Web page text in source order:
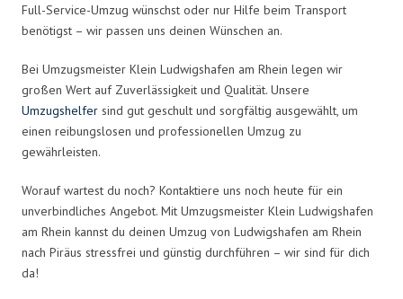
Full-Service-Umzug wünschst oder nur Hilfe beim Transport
benötigst – wir passen uns deinen Wünschen an.
Bei Umzugsmeister Klein Ludwigshafen am Rhein legen wir
großen Wert auf Zuverlässigkeit und Qualität. Unsere
Umzugshelfer sind gut geschult und sorgfältig ausgewählt, um
einen reibungslosen und professionellen Umzug zu
gewährleisten.
Worauf wartest du noch? Kontaktiere uns noch heute für ein
unverbindliches Angebot. Mit Umzugsmeister Klein Ludwigshafen
am Rhein kannst du deinen Umzug von Ludwigshafen am Rhein
nach Piräus stressfrei und günstig durchführen – wir sind für dich
da!